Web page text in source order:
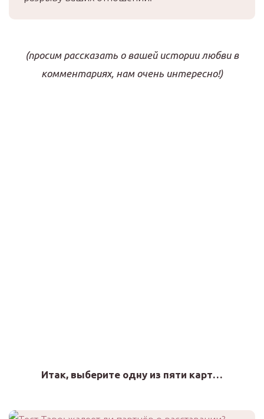
(просим рассказать о вашей истории любви в
комментариях, нам очень интересно!)
Итак, выберите одну из пяти карт…